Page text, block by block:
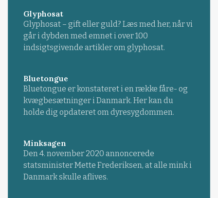
Glyphosat
Glyphosat – gift eller guld? Læs med her, når vi
går i dybden med emnet i over 100
indsigtsgivende artikler om glyphosat.
Bluetongue
Bluetongue er konstateret i en række fåre- og
kvægbesætninger i Danmark. Her kan du
holde dig opdateret om dyresygdommen.
Minksagen
Den 4. november 2020 annoncerede
statsminister Mette Frederiksen, at alle mink i
Danmark skulle aflives.